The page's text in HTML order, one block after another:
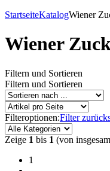
StartseiteKatalogWiener
Wiener
Filtern und Sortieren
Filtern und Sortieren
Filteroptionen:Filter
Zeige 1 bis 1 (von
1